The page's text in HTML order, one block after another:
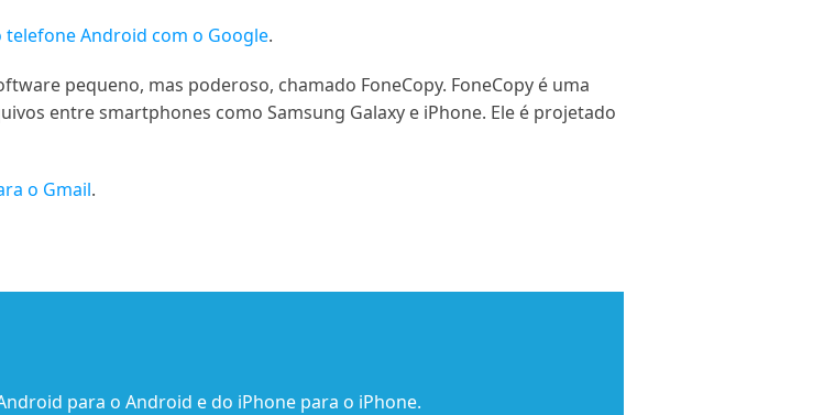
Android com o Google.
pequeno, mas poderoso, chamado FoneCopy. FoneCopy é uma
entre smartphones como Samsung Galaxy e iPhone. Ele é projetado
o Gmail.
para o Android e do iPhone para o iPhone.